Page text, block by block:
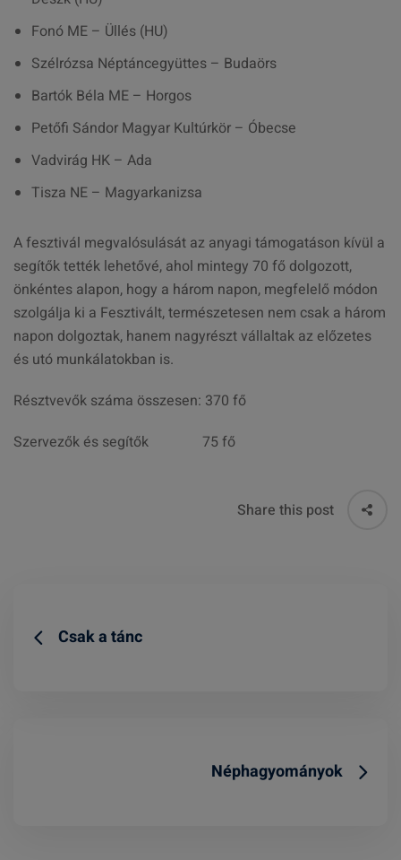
Fonó ME – Üllés (HU)
Szélrózsa Néptáncegyüttes – Budaörs
Bartók Béla ME – Horgos
Petőfi Sándor Magyar Kultúrkör – Óbecse
Vadvirág HK – Ada
Tisza NE – Magyarkanizsa
A fesztivál megvalósulását az anyagi támogatáson kívül a
segítők tették lehetővé, ahol mintegy 70 fő dolgozott,
önkéntes alapon, hogy a három napon, megfelelő módon
szolgálja ki a Fesztivált, természetesen nem csak a három
napon dolgoztak, hanem nagyrészt vállaltak az előzetes
és utó munkálatokban is.
Résztvevők száma összesen: 370 fő
Szervezők és segítők 75 fő
Share this post
Csak a tánc
Néphagyományok